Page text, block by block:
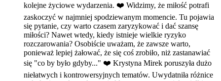
kolejne życiowe wydarzenia. ❤️ Widzimy, że miłość potrafi
zaskoczyć w najmniej spodziewanym momencie. Tu pojawia
się pytanie, czy warto czasem zaryzykować i dać szansę
miłości? Nawet wtedy, kiedy istnieje wielkie ryzyko
rozczarowania? Osobiście uważam, że zawsze warto,
ponieważ lepiej żałować, że się coś zrobiło, niż zastanawiać
się "co by było gdyby..." ❤️ Krystyna Mirek poruszyła dużo
niełatwych i kontrowersyjnych tematów. Uwydatniła różnice